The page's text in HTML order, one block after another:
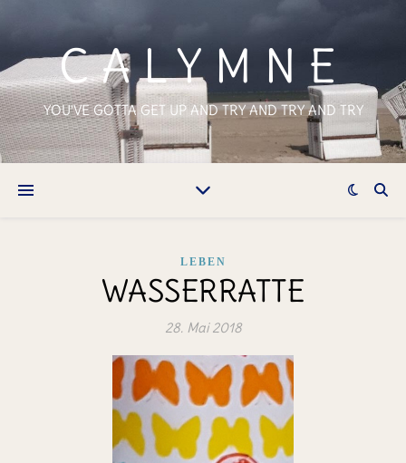
CALYMNE
YOU'VE GOTTA GET UP AND TRY AND TRY AND TRY
LEBEN
WASSERRATTE
28. Mai 2018